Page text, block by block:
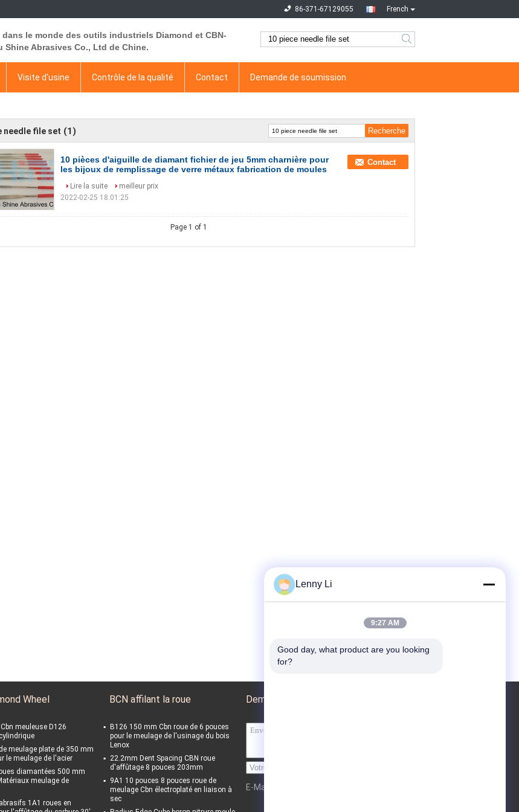
French
86-371-67129055
dans le monde des outils industriels Diamond et CBN-
Shine Abrasives Co., Ltd de Chine.
Visite d'usine Contrôle de la qualité Contact Demande de soumission
needle file set (1)
10 pièces d'aiguille de diamant fichier de jeu 5mm charnière pour
les bijoux de remplissage de verre métaux fabrication de moules
Contact
Lire la suite
meilleur prix
2022-02-25 18:01:25
Page 1 of 1
Wheel
meuleuse D126
meulage plate de 350 mm
le meulage de l'acier
diamantées 500 mm
meulage de
1A1 roues en
BCN affilant la roue
B126 150 mm Cbn roue de 6 pouces
pour le meulage de l'usinage du bois
Lenox
22.2mm Dent Spacing CBN roue
d'affûtage 8 pouces 203mm
9A1 10 pouces 8 pouces roue de
meulage Cbn électroplaté en liaison à
sec
Demande de soumission
E-Mail
Lenny Li
9:27 AM
Good day, what product are you looking
for?